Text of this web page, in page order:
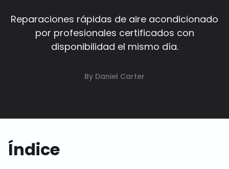
Reparaciones rápidas de aire acondicionado
por profesionales certificados con
disponibilidad el mismo día.
By Daniel Carter
Índice